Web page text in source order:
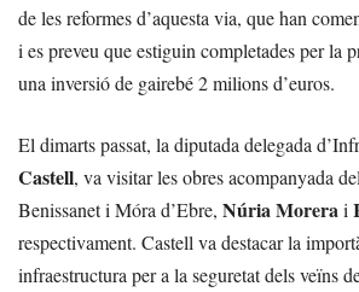
de les reformes d’aquesta via, que han
i es preveu que estiguin completades per la
una inversió de gairebé 2 milions d’euros.
El dimarts passat, la diputada delegada
Castell, va visitar les obres acompanyada
Benissanet i Móra d’Ebre, Núria Morerai
respectivament. Castell va destacar la
infraestructura per a la seguretat dels veïns